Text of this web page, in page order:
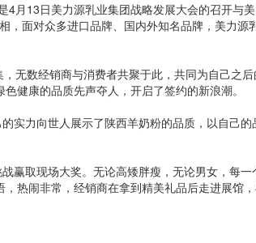
月13日美力源乳业集团战略发展大会的召开与
面对众多进口品牌、国内外知名品牌，美力源
无数经销商与消费者共聚于此，共同为自己之
健康的品质先声夺人，开启了签约的新浪潮。
实力向世人展示了陕西羊奶粉的品质，以自己
赢取现场大奖。无论高矮胖瘦，无论男女，每
热闹非常，经销商在拿到精美礼品后走进展馆